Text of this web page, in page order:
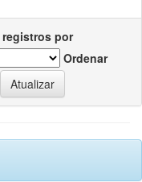
registros por
Ordenar